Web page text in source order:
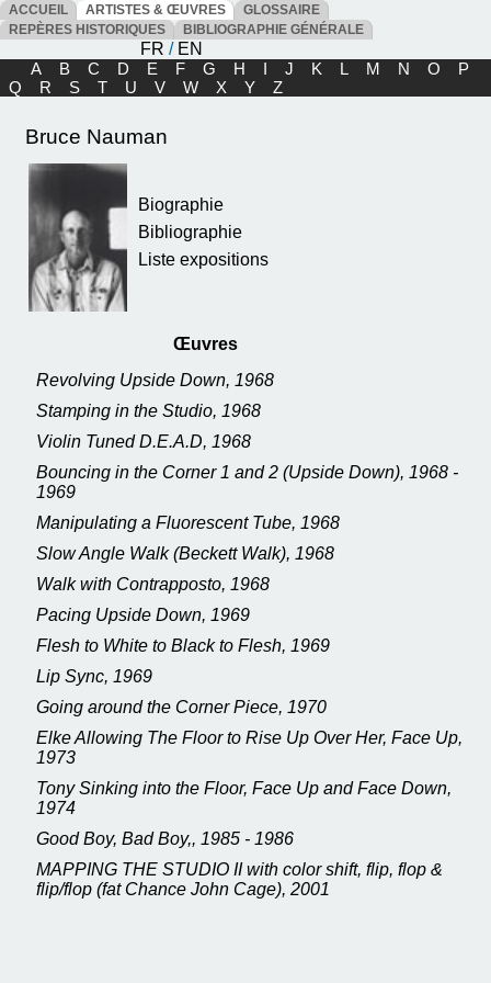
ACCUEIL ARTISTES & ŒUVRES
GLOSSAIRE
REPÈRES HISTORIQUES
BIBLIOGRAPHIE GÉNÉRALE
FR / EN
A
B C D E F G H I J K L M N O
P
Q
R S T U V W X Y Z